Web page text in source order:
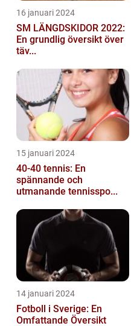
16 januari 2024
SM LÄNGDSKIDOR 2022:
En grundlig översikt över
täv...
15 januari 2024
40-40 tennis: En
spännande och
utmanande tennisspo...
14 januari 2024
Fotboll i Sverige: En
Omfattande Översikt